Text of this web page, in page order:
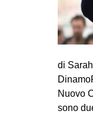
di
Nuovo
sono